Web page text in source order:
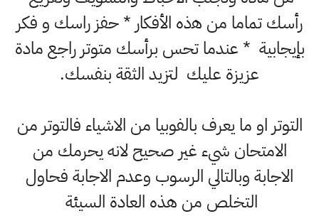
ﺭأﺳﻚ تماما ﻣﻦ ﻫذه ﺍلأﻓﻜﺎﺭ * ﺣﻔﺰ ﺭﺍﺳﻚ ﻭ ﻓﻜﺮ
بإيجابية * عندما ﺗﺤﺲ ﺑﺮأﺳﻚ ﻣﺘﻮﺗﺮ راجع ﻣﺎﺩﺓ
ﻋﺰﻳﺰﺓ ﻋﻠﻴﻚ لتزيد ﺍﻟﺜﻘﺔ بنفسك.
التوتر او ما يعرف بالفوبيا من الاشياء فالتوتر من
الامتحان شيء غير صحيح لانه يحرمك من
الاجابة وبالتالي الرسوب وعدم الاجابة فحاول
التخلص من هذه العادة السيئة